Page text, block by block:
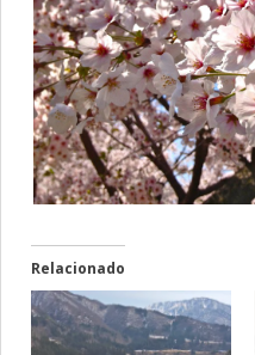
Relacionado